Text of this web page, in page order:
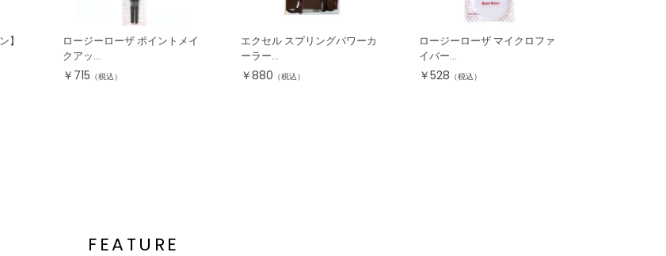
】
ロージーローザ ポイントメイ
クアッ...
￥ 715 （税込）
エクセル スプリングパワーカ
ーラー...
￥880 （税込）
ロージーローザ マイクロファ
イバー...
￥528 （税込）
FEATURE